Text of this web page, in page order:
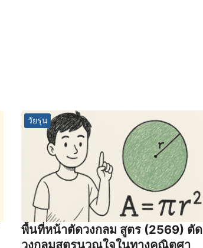
วัยรุ่น
พื้นที่หน้าตัดวงกลม สูตร (2569) ตัด